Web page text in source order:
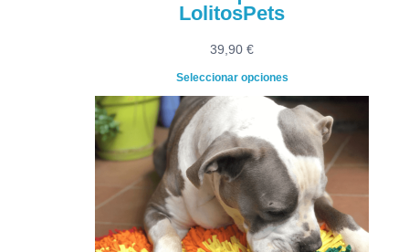
LolitosPets
39,90 €
Seleccionar opciones